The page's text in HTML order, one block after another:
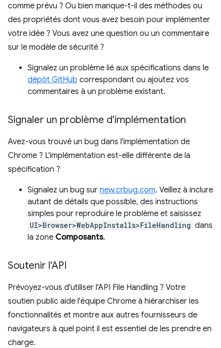
comme prévu ? Ou bien manque-t-il des méthodes ou
des propriétés dont vous avez besoin pour implémenter
votre idée ? Vous avez une question ou un commentaire
sur le modèle de sécurité ?
Signalez un problème lié aux spécifications dans le
dépôt GitHub correspondant ou ajoutez vos
commentaires à un problème existant.
Signaler un problème d'implémentation
Avez-vous trouvé un bug dans l'implémentation de
Chrome ? L'implémentation est-elle différente de la
spécification ?
Signalez un bug sur new.crbug.com. Veillez à inclure
autant de détails que possible, des instructions
simples pour reproduire le problème et saisissez
UI>Browser>WebAppInstalls>FileHandling dans
la zone Composants.
Soutenir l'API
Prévoyez-vous d'utiliser l'API File Handling ? Votre
soutien public aide l'équipe Chrome à hiérarchiser les
fonctionnalités et montre aux autres fournisseurs de
navigateurs à quel point il est essentiel de les prendre en
charge.